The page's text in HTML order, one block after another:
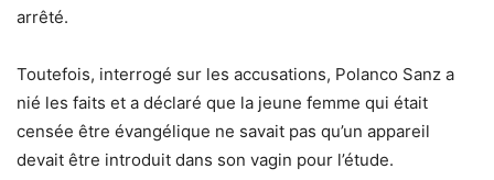
arrêté.
Toutefois, interrogé sur les accusations, Polanco Sanz a
nié les faits et a déclaré que la jeune femme qui était
censée être évangélique ne savait pas qu’un appareil
devait être introduit dans son vagin pour l’étude.